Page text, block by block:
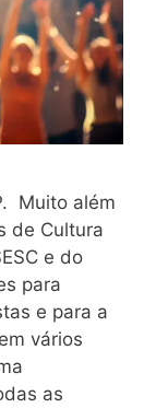
Muito além
de Cultura
e do
para
e para a
vários
as